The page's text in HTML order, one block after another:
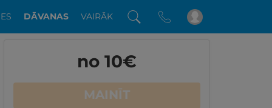
DĀVANAS VAIRĀK
no 10€
MAINĪT